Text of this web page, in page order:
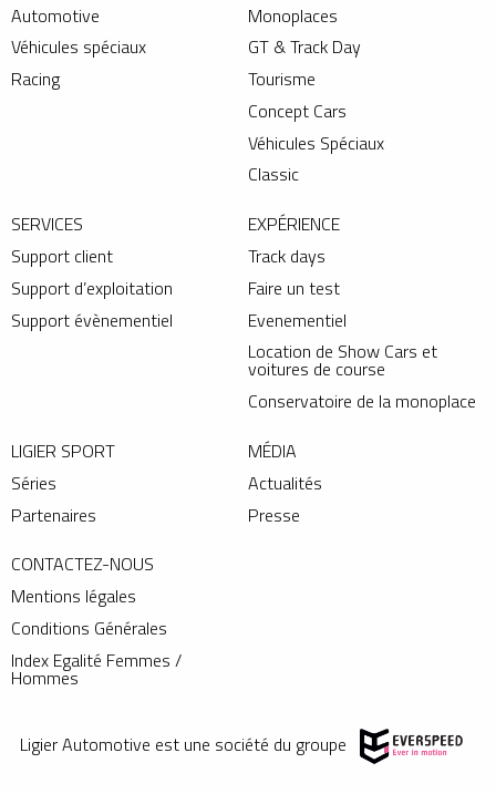
Automotive
Véhicules spéciaux
Racing
Monoplaces
GT & Track Day
Tourisme
Concept Cars
Véhicules Spéciaux
Classic
SERVICES
Support client
Support d’exploitation
Support évènementiel
EXPÉRIENCE
Track days
Faire un test
Evenementiel
Location de Show Cars et
voitures de course
Conservatoire de la monoplace
LIGIER SPORT
Séries
Partenaires
MÉDIA
Actualités
Presse
CONTACTEZ-NOUS
Mentions légales
Conditions Générales
Index Egalité Femmes /
Hommes
Ligier Automotive est une société du groupe